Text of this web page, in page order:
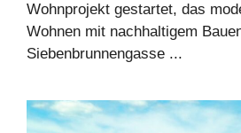
Wohnprojekt gestartet, das
Wohnen mit nachhaltigem
Siebenbrunnengasse ...